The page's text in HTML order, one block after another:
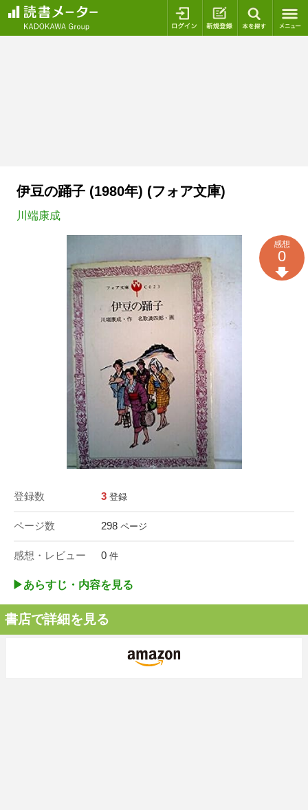
ログイン 新規登録
伊豆の踊子 (1980年) (フォア文庫)
川端康成
登録数 3 登録
ページ数 298 ページ
感想・レビュー 0 件
感想
0
▶︎あらすじ・内容を見る
書店で詳細を見る